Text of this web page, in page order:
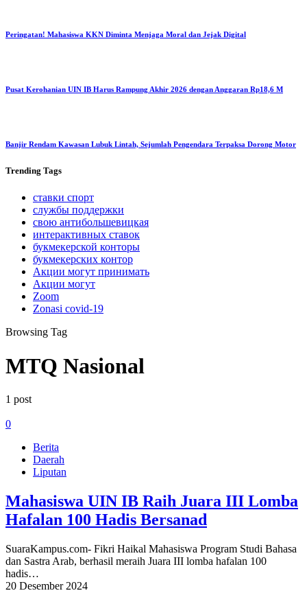
Peringatan! Mahasiswa KKN Diminta Menjaga Moral dan Jejak Digital
Pusat Kerohanian UIN IB Harus Rampung Akhir 2026 dengan Anggaran Rp18,6 M
Banjir Rendam Kawasan Lubuk Lintah, Sejumlah Pengendara Terpaksa Dorong Motor
Trending Tags
ставки спорт
службы поддержки
свою антибольшевицкая
интерактивных ставок
букмекерской конторы
букмекерских контор
Акции могут принимать
Акции могут
Zoom
Zonasi covid-19
Browsing Tag
MTQ Nasional
1 post
0
Berita
Daerah
Liputan
Mahasiswa UIN IB Raih Juara III Lomba
Hafalan 100 Hadis Bersanad
SuaraKampus.com- Fikri Haikal Mahasiswa Program Studi Bahasa
dan Sastra Arab, berhasil meraih Juara III lomba hafalan 100
hadis…
20 Desember 2024